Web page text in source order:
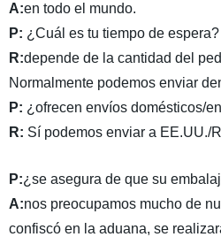
A:en todo el mundo.
P: ¿Cuál es tu tiempo de espera?
R:depende de la cantidad del
Normalmente podemos enviar
P: ¿ofrecen envíos domésticos/
R: Sí podemos enviar a EE.UU./
P:¿se asegura de que su
A:nos preocupamos mucho de
confiscó en la aduana, se